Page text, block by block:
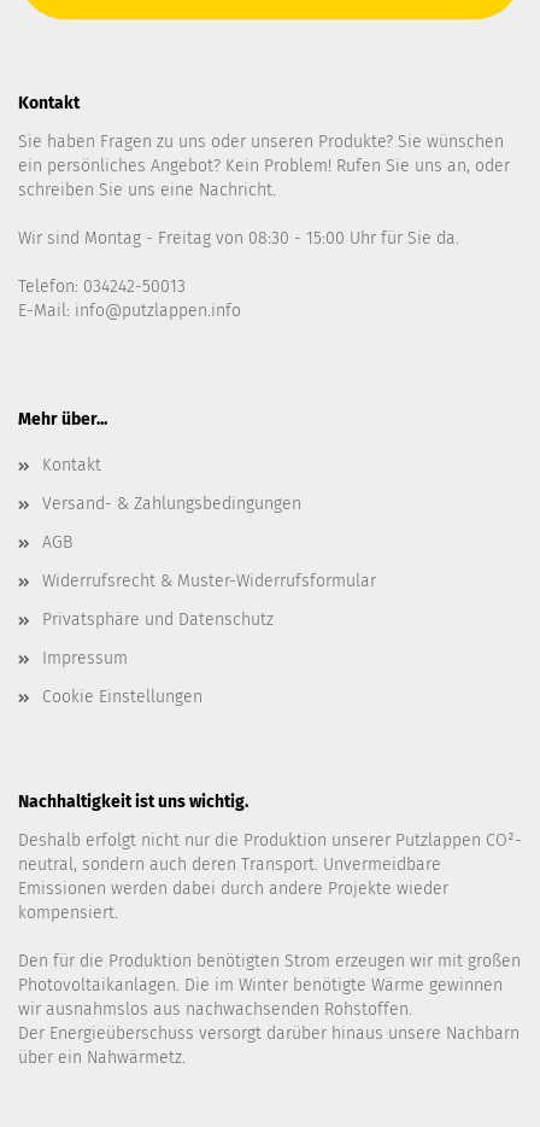
Kontakt
Sie haben Fragen zu uns oder unseren Produkte? Sie wünschen
ein persönliches Angebot? Kein Problem! Rufen Sie uns an, oder
schreiben Sie uns eine Nachricht.
Wir sind Montag - Freitag von 08:30 - 15:00 Uhr für Sie da.
Telefon: 034242-50013
E-Mail: info@putzlappen.info
Mehr über...
Kontakt
Versand- & Zahlungsbedingungen
AGB
Widerrufsrecht & Muster-Widerrufsformular
Privatsphäre und Datenschutz
Impressum
Cookie Einstellungen
Nachhaltigkeit ist uns wichtig.
Deshalb erfolgt nicht nur die Produktion unserer Putzlappen CO²-
neutral, sondern auch deren Transport. Unvermeidbare
Emissionen werden dabei durch andere Projekte wieder
kompensiert.
Den für die Produktion benötigten Strom erzeugen wir mit großen
Photovoltaikanlagen. Die im Winter benötigte Wärme gewinnen
wir ausnahmslos aus nachwachsenden Rohstoffen.
Der Energieüberschuss versorgt darüber hinaus unsere Nachbarn
über ein Nahwärmetz.